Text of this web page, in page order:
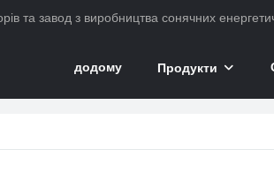
та завод з виробництва сонячних
додому Продукти